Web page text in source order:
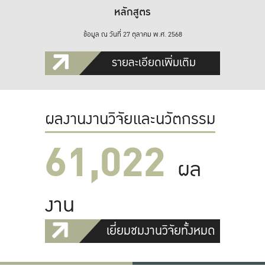
หลักสูตร
ข้อมูล ณ วันที่ 27 ตุลาคม พ.ศ. 2568
รายละเอียดเพิ่มเติม
ผลงานงานวิจัยและนวัตกรรม
61,022 ผล
งาน
เยี่ยมชมงานวิจัยทั้งหมด